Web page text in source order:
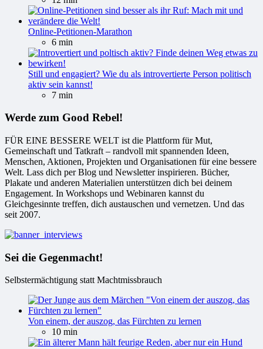
Online-Petitionen-Marathon
6 min
Still und engagiert? Wie du als introvertierte Person politisch
aktiv sein kannst!
7 min
Werde zum Good Rebel!
FÜR EINE BESSERE WELT ist die Plattform für Mut,
Gemeinschaft und Tatkraft – randvoll mit spannenden Ideen,
Menschen, Aktionen, Projekten und Organisationen für eine bessere
Welt. Lass dich per Blog und Newsletter inspirieren. Bücher,
Plakate und anderen Materialien unterstützen dich bei deinem
Engagement. In Workshops und Webinaren kannst du
Gleichgesinnte treffen, dich austauschen und vernetzen. Und das
seit 2007.
Sei die Gegenmacht!
Selbstermächtigung statt Machtmissbrauch
Von einem, der auszog, das Fürchten zu lernen
10 min